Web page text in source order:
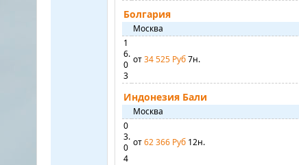
Болгария
Москва
1
6.
0
3
от34 525 Руб7н.
Индонезия Бали
Москва
0
3.
0
4
от62 366 Руб 12н.